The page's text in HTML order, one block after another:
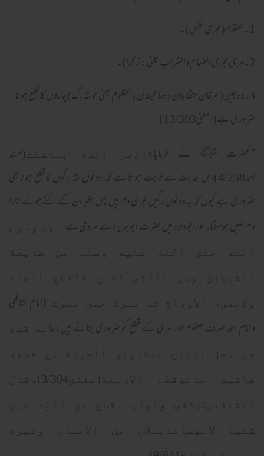
1۔حلقوم(مجری نفس)۔
2۔مری مجری الطعام والشراب یعنی :نرخرا)۔
3۔ودجین(عرقان متقابلان وہما محیطان بالحقلوم یعنی نوشہ رگ)چاروں کا قطع ہونا
ضروری ہے(المغنی13/303)
آنحضرت ﷺ نے فرمایا:
انھر الدم بماشئت (مسند
احمد4/258)اس حدیث سےثابت ہوتا ہے کہ دونوں شہ رگوں کاقطع ہونابھی
ضروری ہے کیوں کہ یہ دونوں رگیں مجری دم ہیں پس بغیر ان کے کٹے ہوئے اجرا
دم نہیں ہوسکتا۔اورابوداود میں حضرت ابو ہریرہ سے مروی ہے نهى رسول
الله صلى الله عليه وسلم عن شريطة
الشيطان وهي اللتى تذبح فتقطع الجلد
ولاتفرى الاوداج ثم تترك حتى تموت (امام شافعى
وامام احمد صرف حلقوم اور مرى كے قطع کو ضروری بتانے ہیں:
لانه قطع
فى محل الذبح مالاتبقي الحياة مع قطعه
فاشبه مالوقطع الاربعة(مغنى3/304)وقال
الشافعى:يكفى ولولم يقطع من الود جين
شئيا لانهماقديسلان من الانسان وغيره